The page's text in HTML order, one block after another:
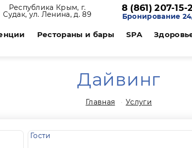
Республика Крым, г.
Судак, ул. Ленина, д. 89
8 (861) 207-15-
Бронирование
Рестораны и бары SPA
Дайвинг
Главная Услуги
Гости